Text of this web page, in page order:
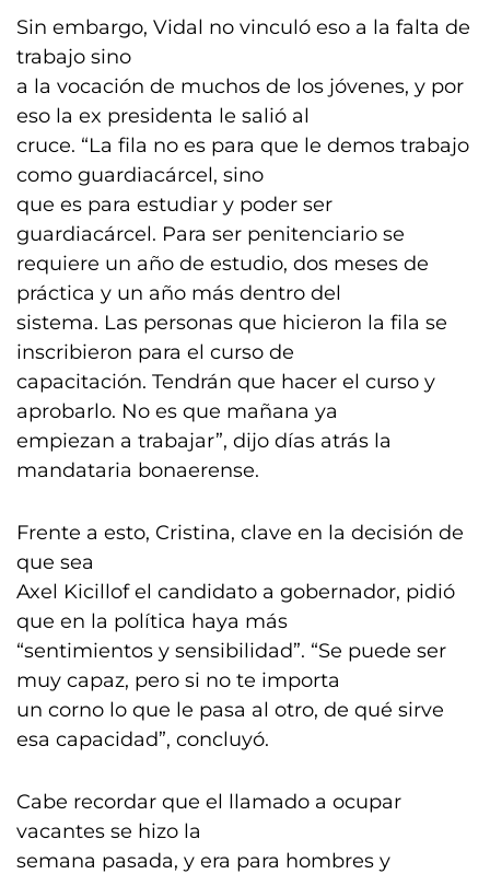
Sin embargo, Vidal no vinculó eso a la falta de
trabajo sino
a la vocación de muchos de los jóvenes, y por
eso la ex presidenta le salió al
cruce. “La fila no es para que le demos trabajo
como guardiacárcel, sino
que es para estudiar y poder ser
guardiacárcel. Para ser penitenciario se
requiere un año de estudio, dos meses de
práctica y un año más dentro del
sistema. Las personas que hicieron la fila se
inscribieron para el curso de
capacitación. Tendrán que hacer el curso y
aprobarlo. No es que mañana ya
empiezan a trabajar”, dijo días atrás la
mandataria bonaerense.
Frente a esto, Cristina, clave en la decisión de
que sea
Axel Kicillof el candidato a gobernador, pidió
que en la política haya más
“sentimientos y sensibilidad”. “Se puede ser
muy capaz, pero si no te importa
un corno lo que le pasa al otro, de qué sirve
esa capacidad”, concluyó.
Cabe recordar que el llamado a ocupar
vacantes se hizo la
semana pasada, y era para hombres y